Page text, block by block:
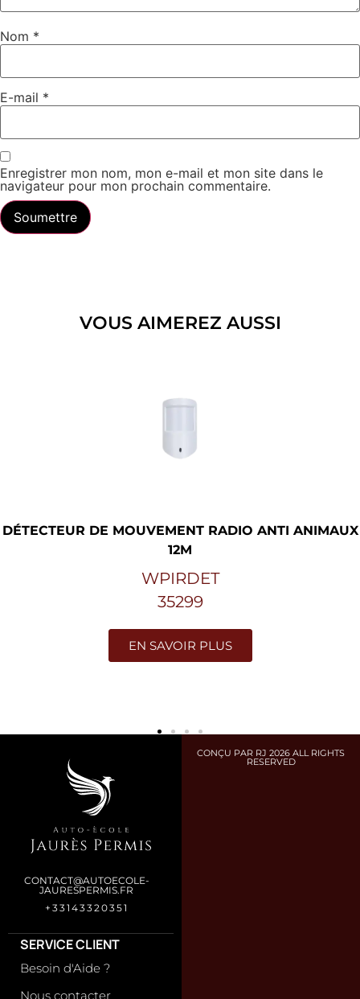
Nom *
E-mail *
Enregistrer mon nom, mon e-mail et mon site dans le
navigateur pour mon prochain commentaire.
VOUS AIMEREZ AUSSI
DÉTECTEUR DE MOUVEMENT RADIO ANTI ANIMAUX
12M
WPIRDET
35299
EN SAVOIR PLUS
CONTACT@AUTOECOLE-
JAURESPERMIS.FR
+33143320351
SERVICE CLIENT
Besoin d'Aide ?
Nous contacter
CONÇU PAR RJ 2026 ALL RIGHTS
RESERVED